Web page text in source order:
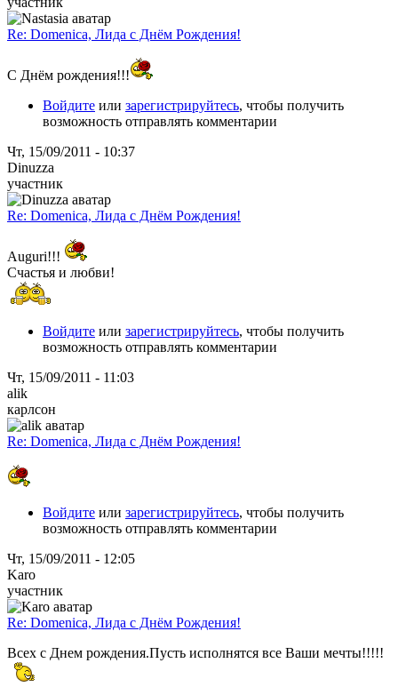
Re: Domenica, Лида с Днём Рождения!
С Днём рождения!!!
Войдите или зарегистрируйтесь, чтобы получить
возможность отправлять комментарии
Чт, 15/09/2011 - 10:37
Dinuzza
участник
Re: Domenica, Лида с Днём Рождения!
Auguri!!!
Счастья и любви!
Войдите или зарегистрируйтесь, чтобы получить
возможность отправлять комментарии
Чт, 15/09/2011 - 11:03
alik
карлсон
Re: Domenica, Лида с Днём Рождения!
Войдите или зарегистрируйтесь, чтобы получить
возможность отправлять комментарии
Чт, 15/09/2011 - 12:05
Karo
участник
Re: Domenica, Лида с Днём Рождения!
Всех с Днем рождения.Пусть исполнятся все Ваши мечты!!!!!